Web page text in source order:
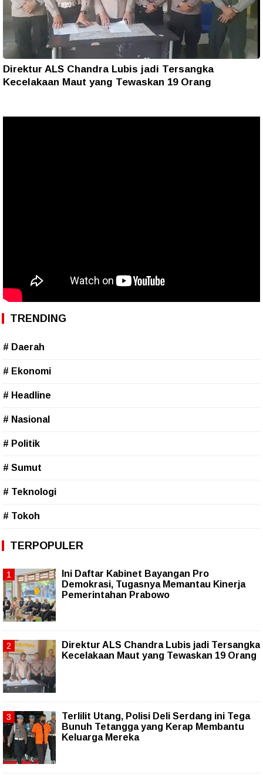
Direktur ALS Chandra Lubis jadi Tersangka
Kecelakaan Maut yang Tewaskan 19 Orang
TRENDING
# Daerah
# Ekonomi
# Headline
# Nasional
# Politik
# Sumut
# Teknologi
# Tokoh
TERPOPULER
Ini Daftar Kabinet Bayangan Pro
Demokrasi, Tugasnya Memantau Kinerja
Pemerintahan Prabowo
Direktur ALS Chandra Lubis jadi Tersangka
Kecelakaan Maut yang Tewaskan 19 Orang
Terlilit Utang, Polisi Deli Serdang ini Tega
Bunuh Tetangga yang Kerap Membantu
Keluarga Mereka